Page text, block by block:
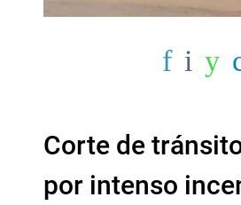
Corte de
por intenso